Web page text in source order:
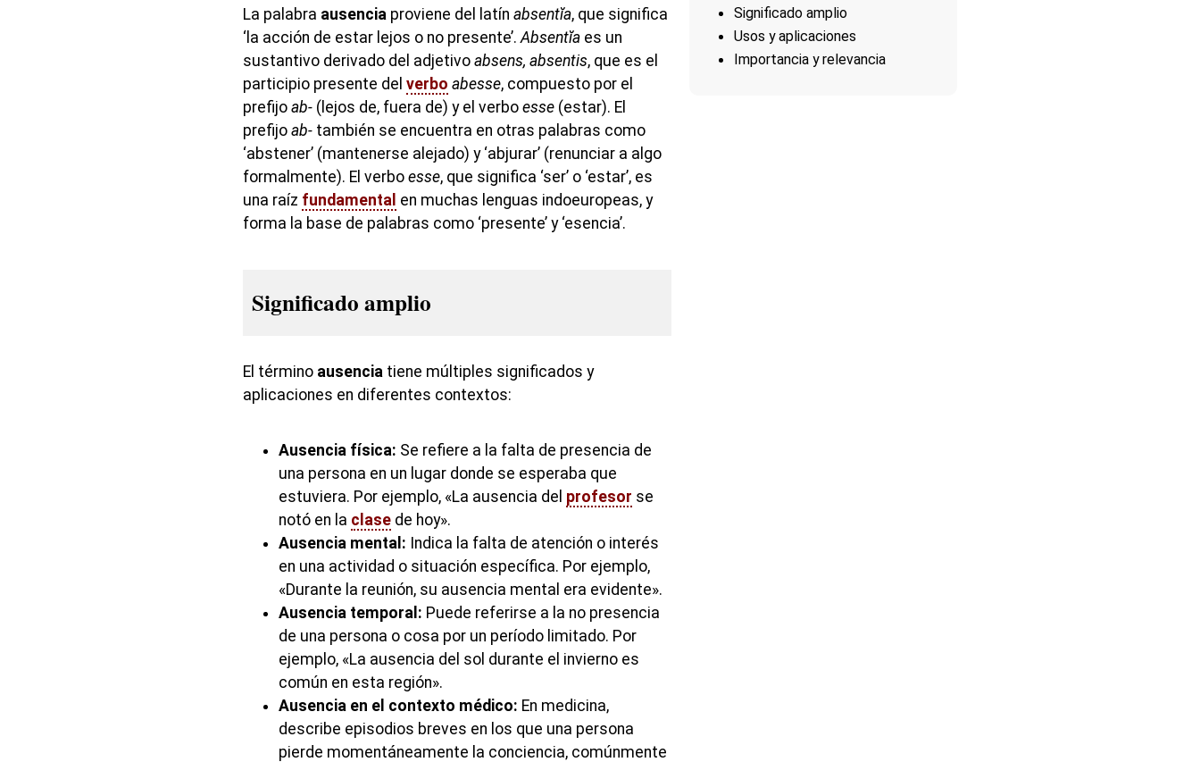
Significado amplio
Usos y aplicaciones
Importancia y relevancia
La palabra ausencia proviene del latín absentĭa, que significa
‘la acción de estar lejos o no presente’.Absentĭa es un
sustantivo derivado del adjetivo absens, absentis, que es el
participio presente del verbo abesse, compuesto por el
prefijo ab- (lejos de, fuera de) y el verbo esse (estar). El
prefijo ab- también se encuentra en otras palabras como
‘abstener’ (mantenerse alejado) y ‘abjurar’ (renunciar a algo
formalmente). El verbo esse, que significa ‘ser’ o ‘estar’, es
una raíz fundamental en muchas lenguas indoeuropeas, y
forma la base de palabras como ‘presente’ y ‘esencia’.
Significado amplio
El término ausencia tiene múltiples significados y
aplicaciones en diferentes contextos:
Ausencia física: Se refiere a la falta de presencia de
una persona en un lugar donde se esperaba que
estuviera. Por ejemplo, «La ausencia del profesor se
notó en la clase de hoy».
Ausencia mental: Indica la falta de atención o interés
en una actividad o situación específica. Por ejemplo,
«Durante la reunión, su ausencia mental era evidente».
Ausencia temporal: Puede referirse a la no presencia
de una persona o cosa por un período limitado. Por
ejemplo, «La ausencia del sol durante el invierno es
común en esta región».
Ausencia en el contexto médico: En medicina,
describe episodios breves en los que una persona
pierde momentáneamente la conciencia, comúnmente